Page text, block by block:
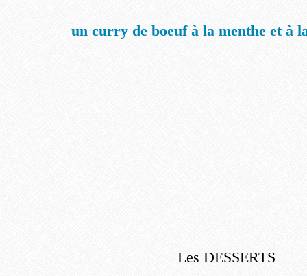
un curry de boeuf à la menthe et à
Les DESSERTS